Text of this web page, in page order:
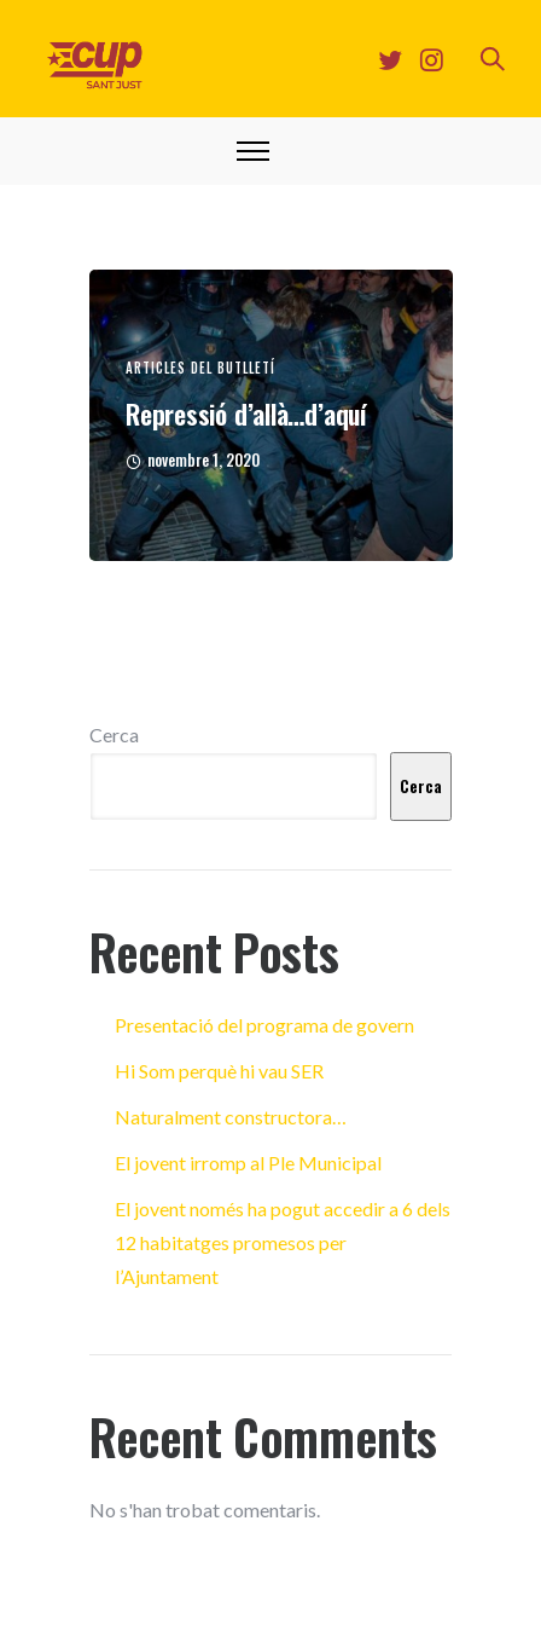
ARTICLES DEL BUTLLETÍ
Repressió d’allà…d’aquí
novembre 1, 2020
Cerca
Cerca
Recent Posts
Presentació del programa de govern
Hi Som perquè hi vau SER
Naturalment constructora…
El jovent irromp al Ple Municipal
El jovent només ha pogut accedir a 6 dels
12 habitatges promesos per
l’Ajuntament
Recent Comments
No s'han trobat comentaris.